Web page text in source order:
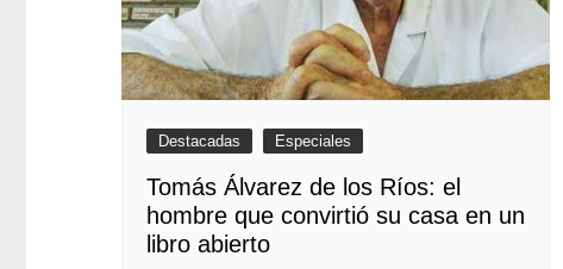
Destacadas Especiales
Tomás Álvarez de los Ríos: el
hombre que convirtió su casa en un
libro abierto